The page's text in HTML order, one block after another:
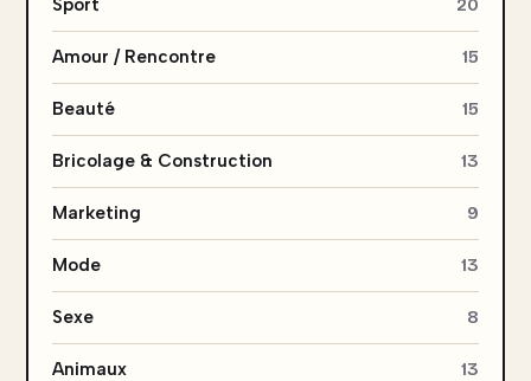
Sport 20
Amour / Rencontre 15
Beauté 15
Bricolage & Construction 13
Marketing 9
Mode 13
Sexe 8
Animaux 13